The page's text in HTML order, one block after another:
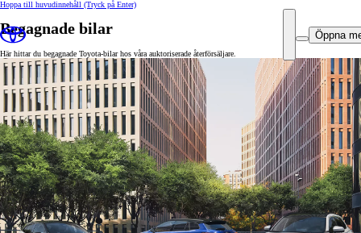
Hoppa till huvudinnehåll (Tryck på Enter)
Öppna
Begagnade bilar
Här hittar du begagnade Toyota-bilar hos våra auktoriserade återförsäljare.